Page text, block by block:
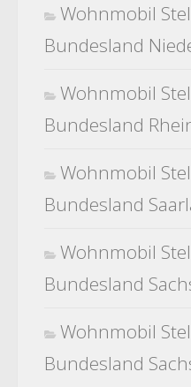
Wohnmobil
Bundesland
Wohnmobil
Bundesland
Wohnmobil
Bundesland
Wohnmobil
Bundesland
Wohnmobil
Bundesland